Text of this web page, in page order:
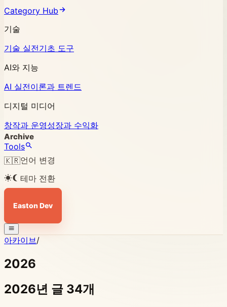
Category Hub
기술
기술 실전기초 도구
AI와 지능
AI 실전이론과 트렌드
디지털 미디어
창작과 운영성장과 수익화
Archive
Tools
🇰🇷언어 변경
테마 전환
Easton Dev
아카이브/
2026
2026년 글 34개